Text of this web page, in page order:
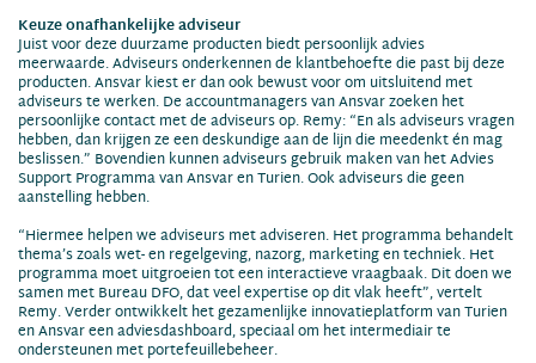
Keuze onafhankelijke adviseur
Juist voor deze duurzame producten biedt persoonlijk advies
meerwaarde. Adviseurs onderkennen de klantbehoefte die past bij deze
producten. Ansvar kiest er dan ook bewust voor om uitsluitend met
adviseurs te werken. De accountmanagers van Ansvar zoeken het
persoonlijke contact met de adviseurs op. Remy: “En als adviseurs vragen
hebben, dan krijgen ze een deskundige aan de lijn die meedenkt én mag
beslissen.” Bovendien kunnen adviseurs gebruik maken van het Advies
Support Programma van Ansvar en Turien. Ook adviseurs die geen
aanstelling hebben.
“Hiermee helpen we adviseurs met adviseren. Het programma behandelt
thema’s zoals wet- en regelgeving, nazorg, marketing en techniek. Het
programma moet uitgroeien tot een interactieve vraagbaak. Dit doen we
samen met Bureau DFO, dat veel expertise op dit vlak heeft”, vertelt
Remy. Verder ontwikkelt het gezamenlijke innovatieplatform van Turien
en Ansvar een adviesdashboard, speciaal om het intermediair te
ondersteunen met portefeuillebeheer.